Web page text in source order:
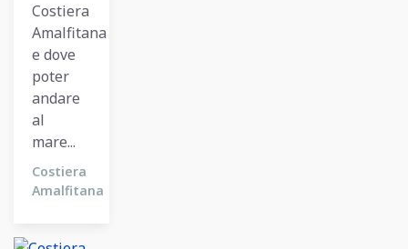
Costiera
Amalfitana
e dove
poter
andare
al
mare...
Costiera
Amalfitana